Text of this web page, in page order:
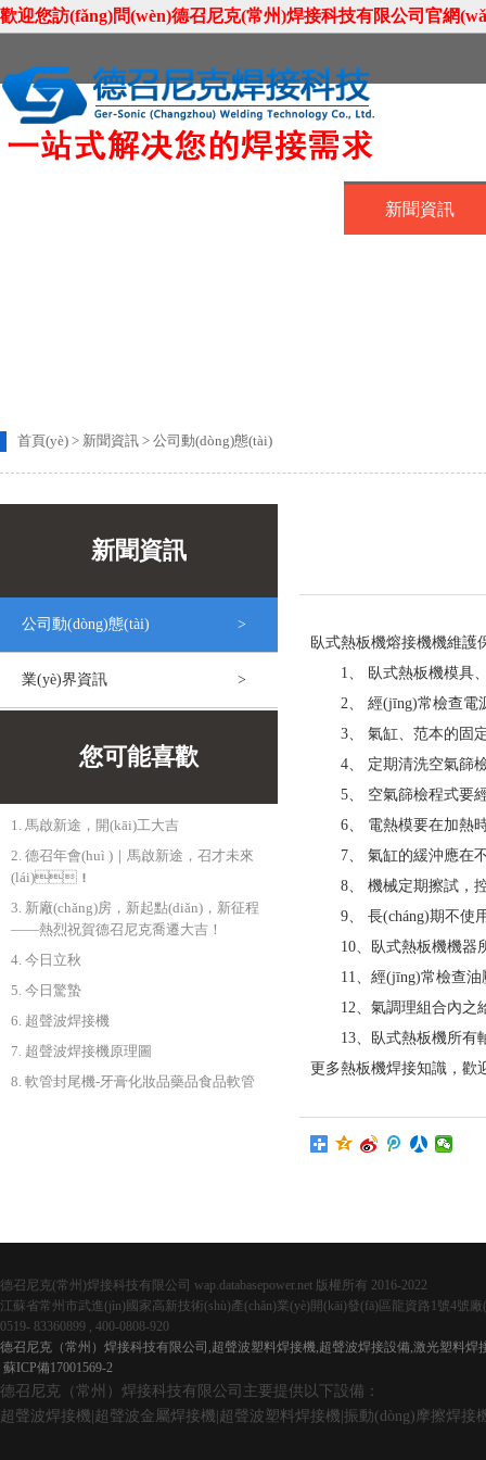
歡迎您訪(fǎng)問(wèn)德召尼克(常州)焊接科技有限公司官網
新聞資訊
首頁(yè) > 新聞資訊 > 公司動(dòng)態(tài)
新聞資訊
公司動(dòng)態(tài)
業(yè)界資訊
您可能喜歡
1. 馬啟新途，開(kāi)工大吉
2. 德召年會(huì )｜馬啟新途，召才未來
(lái)！
3. 新廠(chǎng)房，新起點(diǎn)，新征程
——熱烈祝賀德召尼克喬遷大吉！
4. 今日立秋
5. 今日驚蟄
6. 超聲波焊接機
7. 超聲波焊接機原理圖
8. 軟管封尾機-牙膏化妝品藥品食品軟管
臥式熱板機熔接機機維護
1、 臥式熱板機模具
2、 經(jīng)常檢查
3、 氣缸、范本的固
4、 定期清洗空氣篩檢
5、 空氣篩檢程式要經
6、 電熱模要在加熱時(shí)
7、 氣缸的緩沖應在不影
8、 機械定期擦試，
9、 長(cháng)期不使用
10、臥式熱板機機器
11、經(jīng)常檢查
12、氣調理組合內之
13、臥式熱板機所有軸
更多熱板機焊接知識，
德召尼克(常州)焊接科技有限公司 wap.databasepower.net 版權所有 2016-2022
江蘇省常州市武進(jìn)國家高新技術(shù)產(chǎn)業(yè)開(kāi)發(fā)區龍資路1號4號廠
0519- 83360899 , 400-0808-920
德召尼克（常州）焊接科技有限公司,超聲波塑料焊接機,超聲波焊接設備,激光塑料焊
蘇ICP備17001569-2
德召尼克（常州）焊接科技有限公司主要提供以下設備 ：
超聲波焊接機|超聲波金屬焊接機|超聲波塑料焊接機|振動(dòng)摩擦焊接